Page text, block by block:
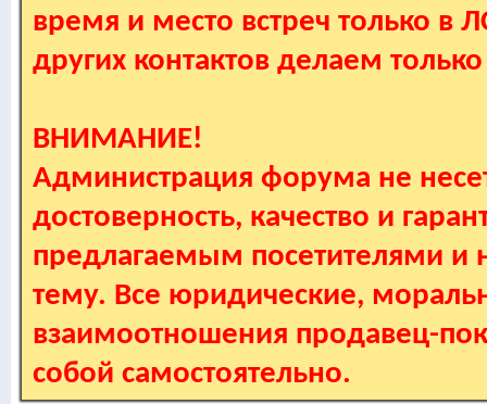
время и место встреч только в
других контактов делаем
ВНИМАНИЕ!
Администрация форума не
достоверность, качество и
предлагаемым посетителями и
тему. Все юридические,
взаимоотношения продавец-
собой самостоятельно.